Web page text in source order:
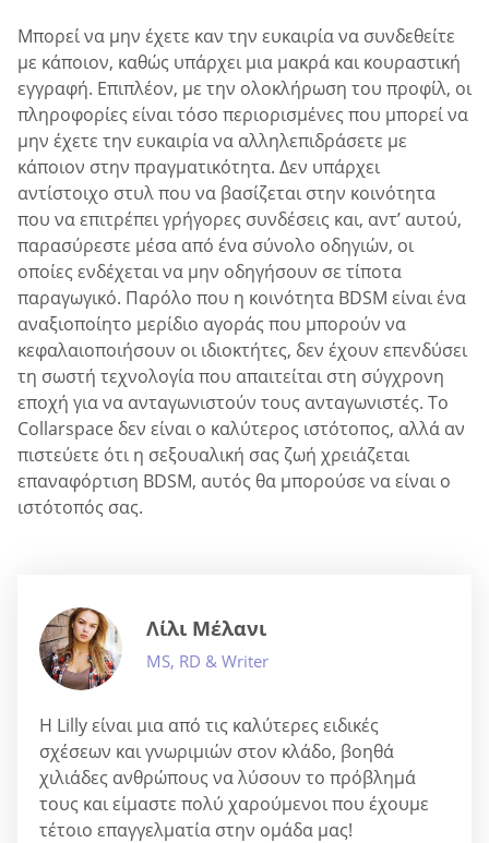
Μπορεί να μην έχετε καν την ευκαιρία να συνδεθείτε
με κάποιον, καθώς υπάρχει μια μακρά και κουραστική
εγγραφή. Επιπλέον, με την ολοκλήρωση του προφίλ, οι
πληροφορίες είναι τόσο περιορισμένες που μπορεί να
μην έχετε την ευκαιρία να αλληλεπιδράσετε με
κάποιον στην πραγματικότητα. Δεν υπάρχει
αντίστοιχο στυλ που να βασίζεται στην κοινότητα
που να επιτρέπει γρήγορες συνδέσεις και, αντ’ αυτού,
παρασύρεστε μέσα από ένα σύνολο οδηγιών, οι
οποίες ενδέχεται να μην οδηγήσουν σε τίποτα
παραγωγικό. Παρόλο που η κοινότητα BDSM είναι ένα
αναξιοποίητο μερίδιο αγοράς που μπορούν να
κεφαλαιοποιήσουν οι ιδιοκτήτες, δεν έχουν επενδύσει
τη σωστή τεχνολογία που απαιτείται στη σύγχρονη
εποχή για να ανταγωνιστούν τους ανταγωνιστές. Το
Collarspace δεν είναι ο καλύτερος ιστότοπος, αλλά αν
πιστεύετε ότι η σεξουαλική σας ζωή χρειάζεται
επαναφόρτιση BDSM, αυτός θα μπορούσε να είναι ο
ιστότοπός σας.
Λίλι Μέλανι
MS, RD & Writer
Η Lilly είναι μια από τις καλύτερες ειδικές
σχέσεων και γνωριμιών στον κλάδο, βοηθά
χιλιάδες ανθρώπους να λύσουν το πρόβλημά
τους και είμαστε πολύ χαρούμενοι που έχουμε
τέτοιο επαγγελματία στην ομάδα μας!